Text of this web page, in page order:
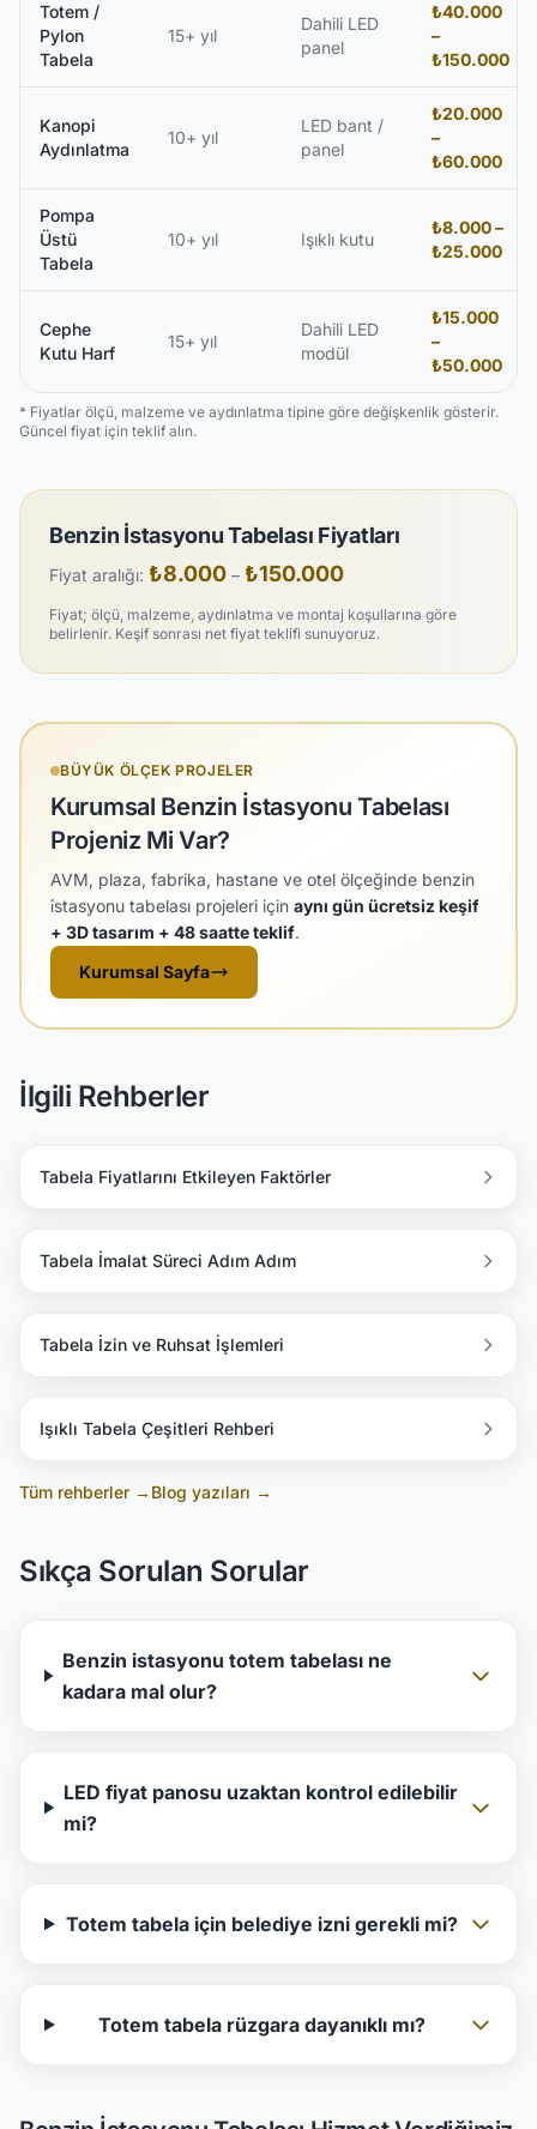
Totem /
Pylon
Tabela
15+ yıl
Dahili LED
panel
₺40.000
–
₺150.000
Kanopi
Aydınlatma
10+ yıl
LED bant /
panel
₺20.000
–
₺60.000
Pompa
Üstü
Tabela
10+ yıl Işıklı kutu
₺8.000 –
₺25.000
Cephe
Kutu Harf
15+ yıl
Dahili LED
modül
₺15.000
–
₺50.000
* Fiyatlar ölçü, malzeme ve aydınlatma tipine göre değişkenlik gösterir.
Güncel fiyat için teklif alın.
Benzin İstasyonu Tabelası Fiyatları
Fiyat aralığı: ₺8.000 – ₺150.000
Fiyat; ölçü, malzeme, aydınlatma ve montaj koşullarına göre
belirlenir. Keşif sonrası net fiyat teklifi sunuyoruz.
BÜYÜK ÖLÇEK PROJELER
Kurumsal Benzin İstasyonu Tabelası
Projeniz Mi Var?
AVM, plaza, fabrika, hastane ve otel ölçeğinde benzin
i̇stasyonu tabelası projeleri için aynı gün ücretsiz keşif
+ 3D tasarım + 48 saatte teklif.
Kurumsal Sayfa
İlgili Rehberler
Tabela Fiyatlarını Etkileyen Faktörler
Tabela İmalat Süreci Adım Adım
Tabela İzin ve Ruhsat İşlemleri
Işıklı Tabela Çeşitleri Rehberi
Tüm rehberler → Blog yazıları →
Sıkça Sorulan Sorular
Benzin istasyonu totem tabelası ne
kadara mal olur?
LED fiyat panosu uzaktan kontrol edilebilir
mi?
Totem tabela için belediye izni gerekli mi?
Totem tabela rüzgara dayanıklı mı?